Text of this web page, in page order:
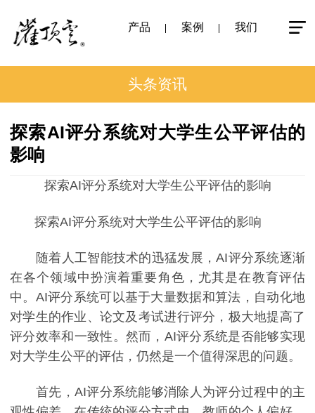
产品 案例 我们
头条资讯
探索AI评分系统对大学生公平评估的
影响
探索AI评分系统对大学生公平评估的影响
探索AI评分系统对大学生公平评估的影响
随着人工智能技术的迅猛发展，AI评分系统逐渐
在各个领域中扮演着重要角色，尤其是在教育评估
中。AI评分系统可以基于大量数据和算法，自动化地
对学生的作业、论文及考试进行评分，极大地提高了
评分效率和一致性。然而，AI评分系统是否能够实现
对大学生公平的评估，仍然是一个值得深思的问题。
首先，AI评分系统能够消除人为评分过程中的主